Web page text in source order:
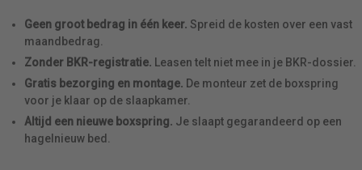
Geen groot bedrag in één keer. Spreid de kosten over een vast
maandbedrag.
Zonder BKR-registratie. Leasen telt niet mee in je BKR-dossier.
Gratis bezorging en montage. De monteur zet de boxspring
voor je klaar op de slaapkamer.
Altijd een nieuwe boxspring. Je slaapt gegarandeerd op een
hagelnieuw bed.